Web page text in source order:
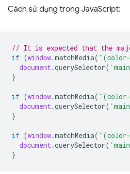
Cách sử dụng trong JavaScript:
// It is expected that the
if (window.matchMedia(
document.querySelector(
}
if (window.matchMedia( "(color-
document.querySelector(
}
if (window.matchMedia( "(color-
document.querySelector(
}